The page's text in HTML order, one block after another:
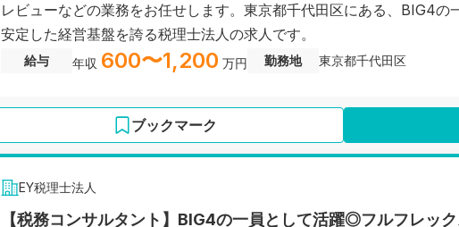
レビューなどの業務をお任せします。東京都千代田区にある、BIG4の
安定した経営基盤を誇る税理士法人の求人です。
給与 年収 600〜1,200 万円 勤務地 東京都千代田区
ブックマーク
EY税理士法人
【税務コンサルタント】BIG4の一員として活躍◎フルフレッ